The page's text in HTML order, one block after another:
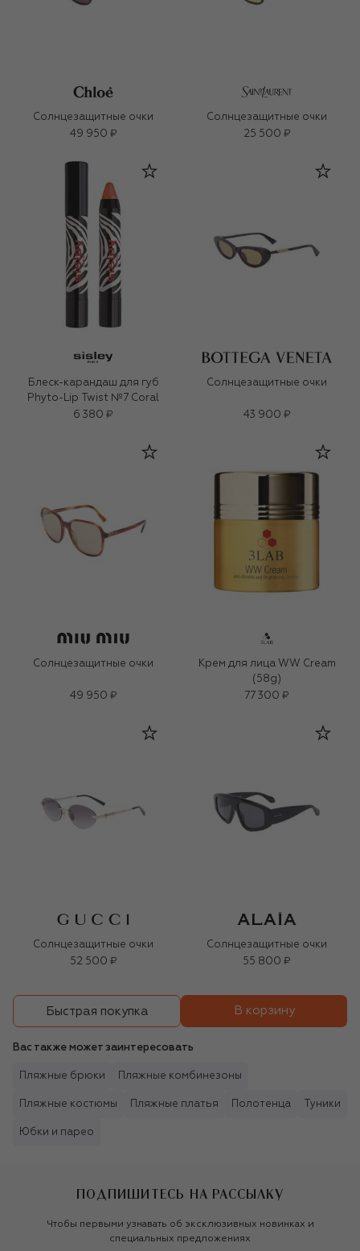
Солнцезащитные очки
49 950 ₽
Солнцезащитные очки
25 500 ₽
Блеск-карандаш для губ
Phyto-Lip Twist №7 Coral
6 380 ₽
Солнцезащитные очки
43 900 ₽
Солнцезащитные очки
49 950 ₽
Крем для лица WW Cream
(58g)
77 300 ₽
Солнцезащитные очки
52 500 ₽
Солнцезащитные очки
55 800 ₽
Быстрая покупка В корзину
Вас также может заинтересовать
Пляжные брюки Пляжные комбинезоны
Пляжные костюмы Пляжные платья Полотенца Туники
Юбки и парео
ПОДПИШИТЕСЬ НА РАССЫЛКУ
Чтобы первыми узнавать об эксклюзивных новинках и
специальных предложениях